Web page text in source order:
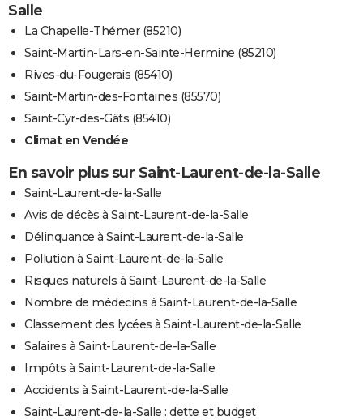
Salle
La Chapelle-Thémer (85210)
Saint-Martin-Lars-en-Sainte-Hermine (85210)
Rives-du-Fougerais (85410)
Saint-Martin-des-Fontaines (85570)
Saint-Cyr-des-Gâts (85410)
Climat en Vendée
En savoir plus sur Saint-Laurent-de-la-Salle
Saint-Laurent-de-la-Salle
Avis de décès à Saint-Laurent-de-la-Salle
Délinquance à Saint-Laurent-de-la-Salle
Pollution à Saint-Laurent-de-la-Salle
Risques naturels à Saint-Laurent-de-la-Salle
Nombre de médecins à Saint-Laurent-de-la-Salle
Classement des lycées à Saint-Laurent-de-la-Salle
Salaires à Saint-Laurent-de-la-Salle
Impôts à Saint-Laurent-de-la-Salle
Accidents à Saint-Laurent-de-la-Salle
Saint-Laurent-de-la-Salle : dette et budget